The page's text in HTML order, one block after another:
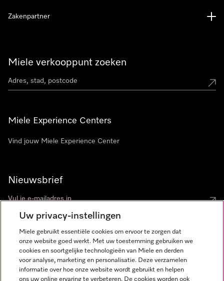
Miele verkooppunt zoeken
Miele Experience Centers
Vind jouw Miele Experience Center
Nieuwsbrief
Zakenpartner
Miele op Instagram
Miele op Facebook
Miele op Youtube
Uw privacy-instellingen
Miele gebruikt essentiële cookies om ervoor te zorgen dat
onze website goed werkt. Met uw toestemming gebruiken we
cookies en soortgelijke technologieën van Miele en derden
voor analyse, marketing en personalisatie. Deze verzamelen
informatie over hoe onze website wordt gebruikt en helpen
ons uw online ervaring te verbeteren. De cookies worden ook